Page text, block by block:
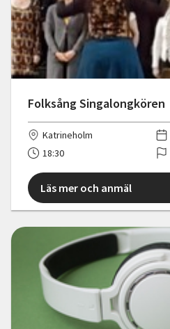
Folksång Singalongkören
Katrineholm
18:30
Läs mer och anmäl